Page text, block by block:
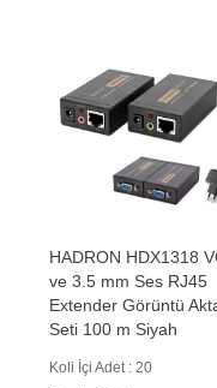
HADRON HDX1318
ve 3.5 mm Ses RJ45
Extender Görüntü
Seti 100 m Siyah
Koli İçi Adet : 20